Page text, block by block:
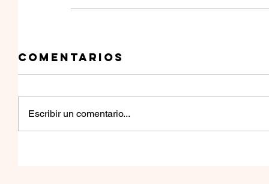
Comentarios
Escribir un comentario...